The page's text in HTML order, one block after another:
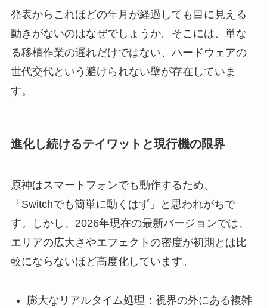
発表からこれほどの年月が経過しても目に見える
動きがないのはなぜでしょうか。そこには、単な
る移植作業の遅れだけではない、ハードウェアの
世代交代という避けられない壁が存在していま
す。
進化し続けるテイワットと現行機の限界
原神はスマートフォンでも動作するため、
「Switchでも簡単に動くはず」と思われがちで
す。しかし、2026年現在の最新バージョンでは、
エリアの広大さやエフェクトの密度が初期とは比
較にならないほど高度化しています。
膨大なリアルタイム処理：視界の外にある複雑